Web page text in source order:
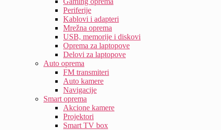
Periferije
Kablovi i adapteri
Mrežna oprema
USB, memorije i diskovi
Oprema za laptopove
Delovi za laptopove
Auto oprema
FM transmiteri
Auto kamere
Navigacije
Smart oprema
Akcione kamere
Projektori
Smart TV box